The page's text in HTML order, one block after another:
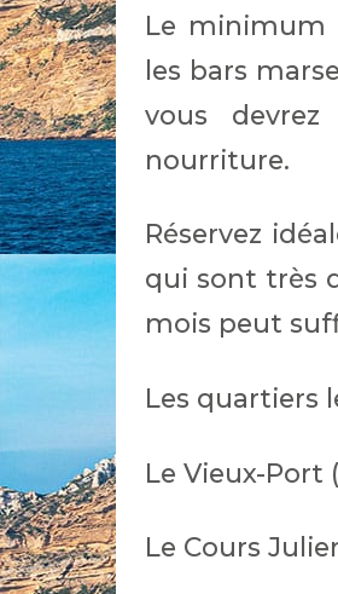
Le minimum
les bars
vous
nourriture.
Réservez
qui sont très
mois peut
Les quartiers
Le Vieux-
Le Cours